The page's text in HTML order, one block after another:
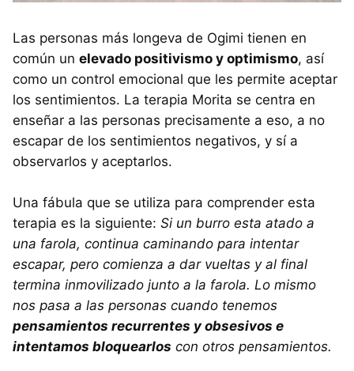
Las personas más longeva de Ogimi tienen en
común un elevado positivismo y optimismo, así
como un control emocional que les permite aceptar
los sentimientos. La terapia Morita se centra en
enseñar a las personas precisamente a eso, a no
escapar de los sentimientos negativos, y sí a
observarlos y aceptarlos.
Una fábula que se utiliza para comprender esta
terapia es la siguiente: Si un burro esta atado a
una farola, continua caminando para intentar
escapar, pero comienza a dar vueltas y al final
termina inmovilizado junto a la farola. Lo mismo
nos pasa a las personas cuando tenemos
pensamientos recurrentes y obsesivos e
intentamos bloquearlos con otros pensamientos.